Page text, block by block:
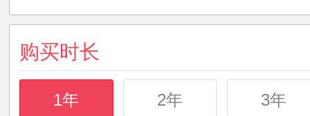
购买时长
1年 2年 3年